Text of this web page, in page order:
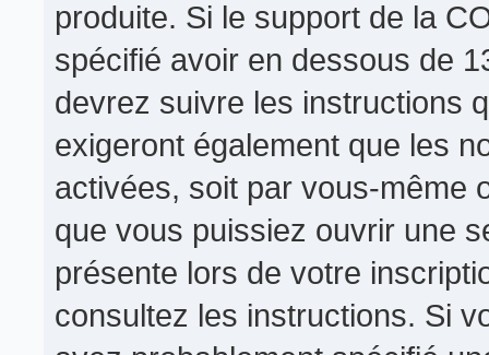
produite. Si le support de la
spécifié avoir en dessous de
devrez suivre les instructions
exigeront également que les
activées, soit par vous-même
que vous puissiez ouvrir une
présente lors de votre
consultez les instructions. Si